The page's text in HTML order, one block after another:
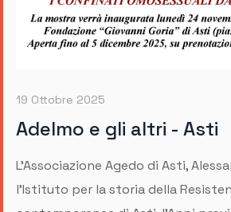
19 Ottobre 2025
Adelmo e gli altri - Asti
L'Associazione Agedo di Asti,
l'Istituto per la storia della